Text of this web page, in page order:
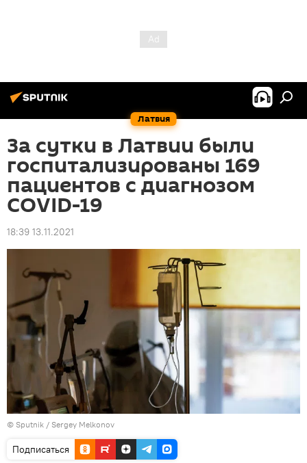
Латвия
За сутки в Латвии были
госпитализированы 169
пациентов с диагнозом
COVID-19
18:39 13.11.2021
© Sputnik / Sergey Melkonov
Подписаться